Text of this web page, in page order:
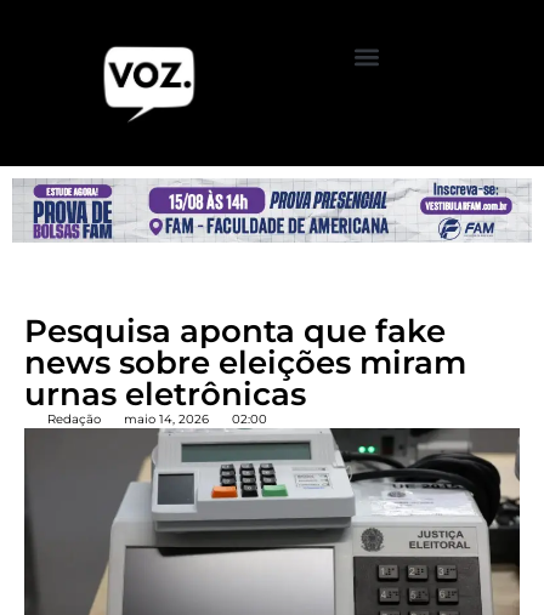
Pesquisa aponta que fake
news sobre eleições miram
urnas eletrônicas
Redação maio 14, 2026 02:00